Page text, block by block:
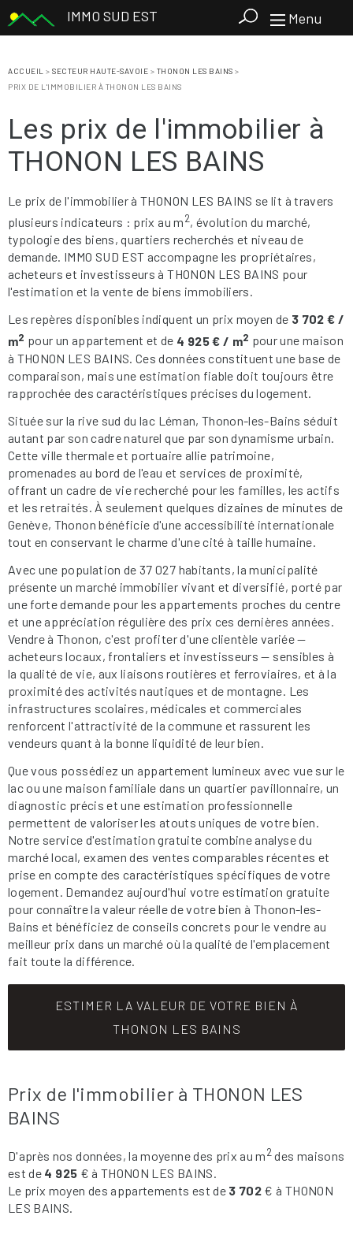
IMMO SUD EST Menu
ACCUEIL > SECTEUR HAUTE-SAVOIE > THONON LES BAINS >
PRIX DE L'IMMOBILIER À THONON LES BAINS
Les prix de l'immobilier à
THONON LES BAINS
Le prix de l'immobilier à THONON LES BAINS se lit à travers
plusieurs indicateurs : prix au m2, évolution du marché,
typologie des biens, quartiers recherchés et niveau de
demande. IMMO SUD EST accompagne les propriétaires,
acheteurs et investisseurs à THONON LES BAINS pour
l'estimation et la vente de biens immobiliers.
Les repères disponibles indiquent un prix moyen de 3 702 € /
m2 pour un appartement et de 4 925 € / m2 pour une maison
à THONON LES BAINS. Ces données constituent une base de
comparaison, mais une estimation fiable doit toujours être
rapprochée des caractéristiques précises du logement.
Située sur la rive sud du lac Léman, Thonon-les-Bains séduit
autant par son cadre naturel que par son dynamisme urbain.
Cette ville thermale et portuaire allie patrimoine,
promenades au bord de l'eau et services de proximité,
offrant un cadre de vie recherché pour les familles, les actifs
et les retraités. À seulement quelques dizaines de minutes de
Genève, Thonon bénéficie d'une accessibilité internationale
tout en conservant le charme d'une cité à taille humaine.
Avec une population de 37 027 habitants, la municipalité
présente un marché immobilier vivant et diversifié, porté par
une forte demande pour les appartements proches du centre
et une appréciation régulière des prix ces dernières années.
Vendre à Thonon, c'est profiter d'une clientèle variée —
acheteurs locaux, frontaliers et investisseurs — sensibles à
la qualité de vie, aux liaisons routières et ferroviaires, et à la
proximité des activités nautiques et de montagne. Les
infrastructures scolaires, médicales et commerciales
renforcent l'attractivité de la commune et rassurent les
vendeurs quant à la bonne liquidité de leur bien.
Que vous possédiez un appartement lumineux avec vue sur le
lac ou une maison familiale dans un quartier pavillonnaire, un
diagnostic précis et une estimation professionnelle
permettent de valoriser les atouts uniques de votre bien.
Notre service d'estimation gratuite combine analyse du
marché local, examen des ventes comparables récentes et
prise en compte des caractéristiques spécifiques de votre
logement. Demandez aujourd'hui votre estimation gratuite
pour connaître la valeur réelle de votre bien à Thonon-les-
Bains et bénéficiez de conseils concrets pour le vendre au
meilleur prix dans un marché où la qualité de l'emplacement
fait toute la différence.
ESTIMER LA VALEUR DE VOTRE BIEN À
THONON LES BAINS
Prix de l'immobilier à THONON LES
BAINS
D'après nos données, la moyenne des prix au m2 des maisons
est de 4 925 € à THONON LES BAINS.
Le prix moyen des appartements est de 3 702 € à THONON
LES BAINS.